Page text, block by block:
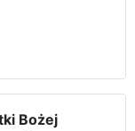
Bożej